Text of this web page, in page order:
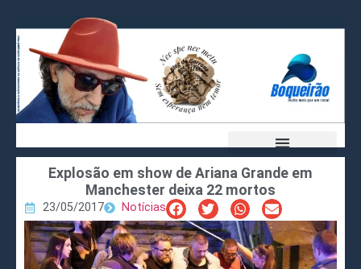
Explosão em show de Ariana Grande em
Manchester deixa 22 mortos
23/05/2017 Notícias